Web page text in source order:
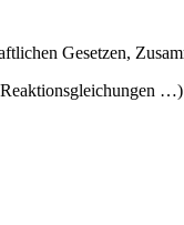
Gesetzen,